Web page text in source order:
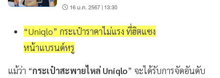
16 ม.ค. 2567 | 13:30
“Uniqlo” กระเป๋าราคาไม่แรง ที่ฮิตแซง
หน้าแบรนด์หรู
แม้ว่า “กระเป๋าสะพายไหล่ Uniqlo” จะได้รับการจัดอันดับ